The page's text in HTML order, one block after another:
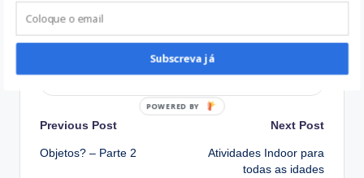
Silvia Reis
Post
navigation
Previous Post
Objetos? – Parte 2
Next Post
Atividades Indoor para
todas as idades
Subscreva já
P